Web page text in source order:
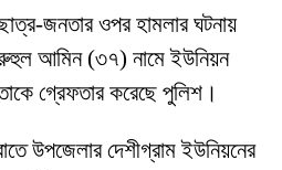
জনতার ওপর হামলার ঘটনায়
আমিন (৩৭) নামে ইউনিয়ন
গ্রেফতার করেছে পুলিশ।
উপজেলার দেশীগ্রাম ইউনিয়নের